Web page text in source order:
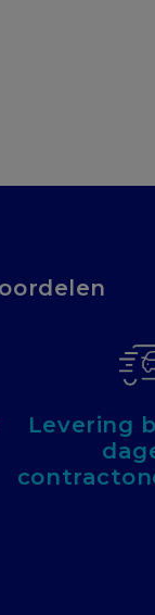
Levering